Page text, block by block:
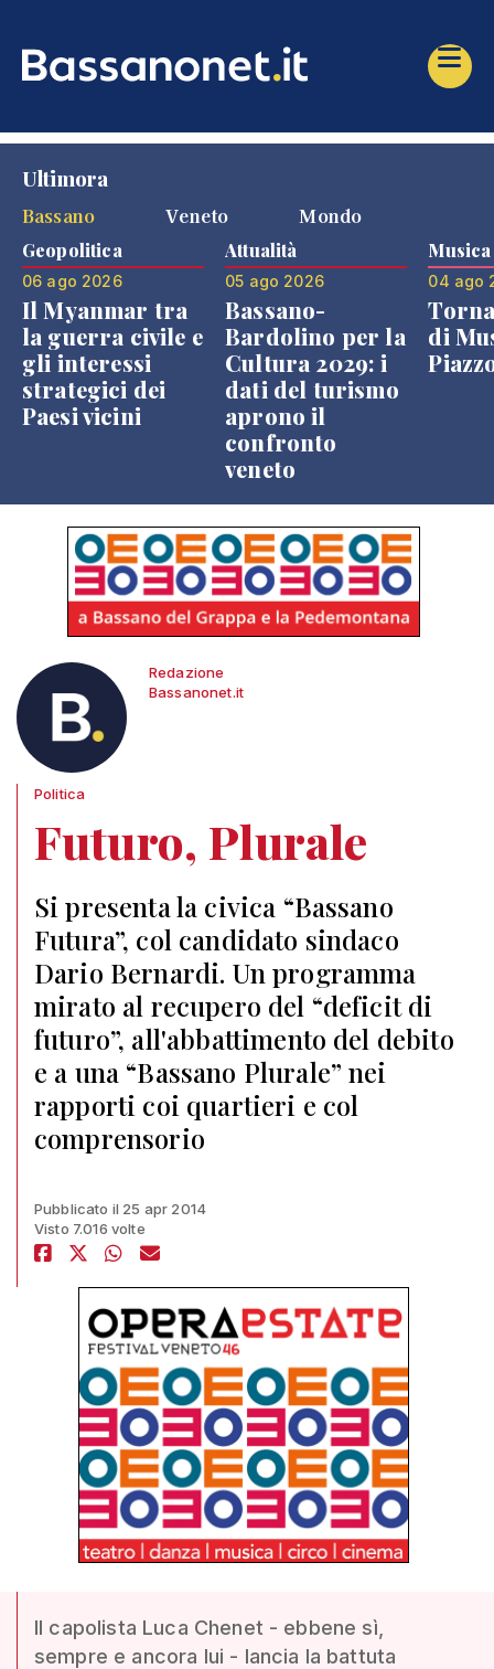
Ultimora
Bassano
Veneto Mondo
Geopolitica
06 ago 2026
Il Myanmar tra
la guerra civile e
gli interessi
strategici dei
Paesi vicini
Attualità
05 ago 2026
Bassano-
Bardolino per la
Cultura 2029: i
dati del turismo
aprono il
confronto
veneto
Musica
04 ago
di
Redazione
Bassanonet.it
Politica
Futuro, Plurale
Si presenta la civica “Bassano
Futura”, col candidato sindaco
Dario Bernardi. Un programma
mirato al recupero del “deficit di
futuro”, all'abbattimento del debito
e a una “Bassano Plurale” nei
rapporti coi quartieri e col
comprensorio
Pubblicato il 25 apr 2014
Visto 7.016 volte
Il capolista Luca Chenet - ebbene sì,
sempre e ancora lui - lancia la battuta